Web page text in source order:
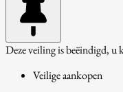
Deze veiling is beëindigd, u
Veilige aankopen